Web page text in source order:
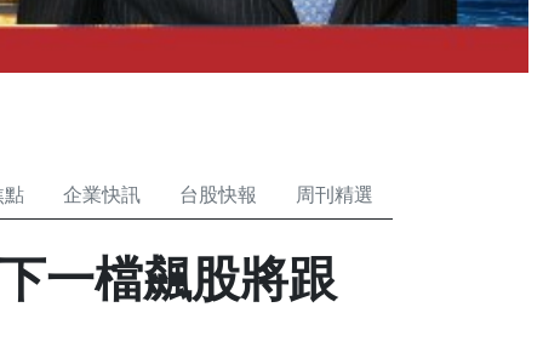
點 企業快訊 台股快報 周刊精選
一檔飆股將跟